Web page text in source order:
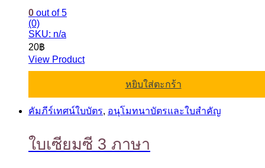
0 out of 5
(0)
SKU: n/a
20฿
View Product
หยิบใส่ตะกร้า
คัมภีร์เทศน์ใบบัตร, อนุโมทนาบัตรและใบสำคัญ
ใบเซียมซี 3 ภาษา